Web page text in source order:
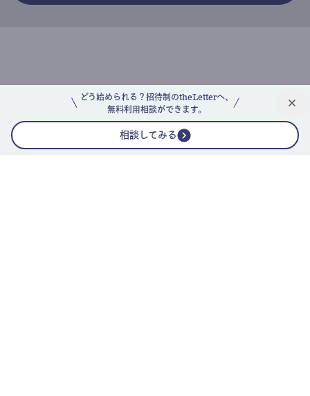
どう始められる？招待制のtheLetterへ、
無料利用相談ができます。
相談してみる